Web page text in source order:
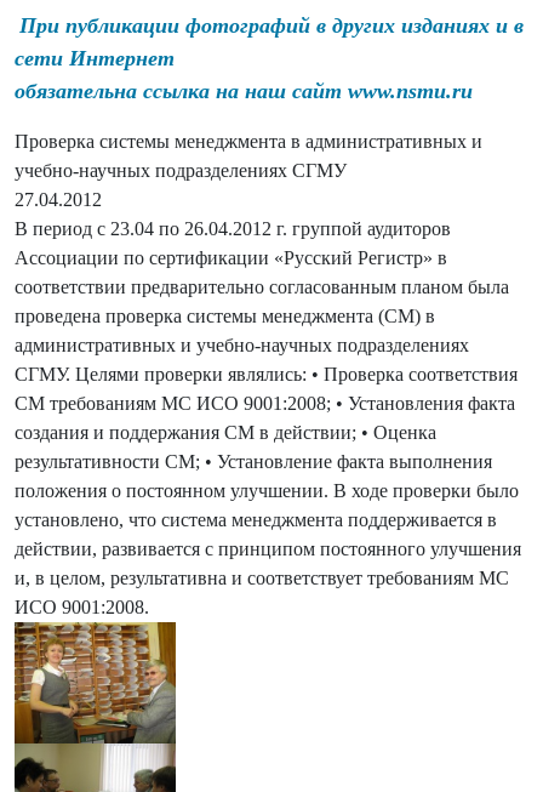
При публикации фотографий в других изданиях и в
сети Интернет
обязательна ссылка на наш сайт www.nsmu.ru
Проверка системы менеджмента в административных и
учебно-научных подразделениях СГМУ
27.04.2012
В период с 23.04 по 26.04.2012 г. группой аудиторов
Ассоциации по сертификации «Русский Регистр» в
соответствии предварительно согласованным планом была
проведена проверка системы менеджмента (СМ) в
административных и учебно-научных подразделениях
СГМУ. Целями проверки являлись: • Проверка соответствия
СМ требованиям МС ИСО 9001:2008; • Установления факта
создания и поддержания СМ в действии; • Оценка
результативности СМ; • Установление факта выполнения
положения о постоянном улучшении. В ходе проверки было
установлено, что система менеджмента поддерживается в
действии, развивается с принципом постоянного улучшения
и, в целом, результативна и соответствует требованиям МС
ИСО 9001:2008.